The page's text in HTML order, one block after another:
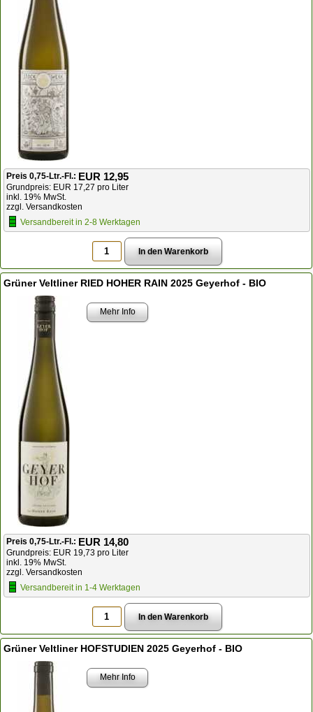
Preis 0,75-Ltr.-Fl.: EUR 12,95
Grundpreis: EUR 17,27 pro Liter
inkl. 19% MwSt.
zzgl. Versandkosten
Versandbereit in 2-8 Werktagen
Grüner Veltliner RIED HOHER RAIN 2025 Geyerhof - BIO
Mehr Info
Preis 0,75-Ltr.-Fl.: EUR 14,80
Grundpreis: EUR 19,73 pro Liter
inkl. 19% MwSt.
zzgl. Versandkosten
Versandbereit in 1-4 Werktagen
Grüner Veltliner HOFSTUDIEN 2025 Geyerhof - BIO
Mehr Info